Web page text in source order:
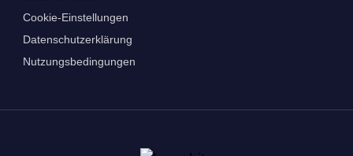
Cookie-Einstellungen
Datenschutzerklärung
Nutzungsbedingungen